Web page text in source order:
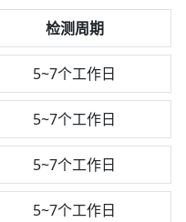
检测周期
5~7个工作日
5~7个工作日
5~7个工作日
5~7个工作日